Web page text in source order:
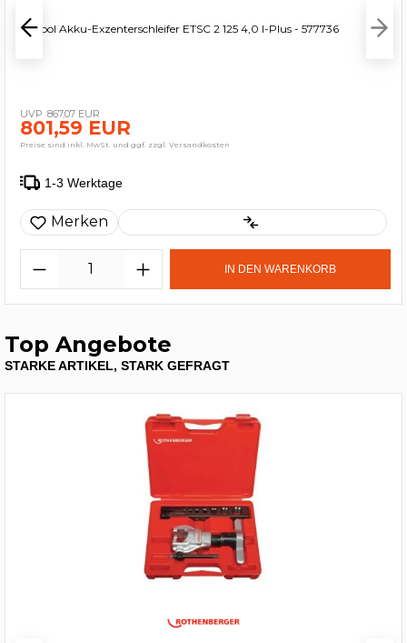
Festool Akku-Exzenterschleifer ETSC 2 125 4,0 I-Plus - 577736
867,07 EUR
801,59 EUR
Preise sind inkl. MwSt. und ggf. zzgl. Versandkosten
1-3 Werktage
Merken
IN DEN WARENKORB
Top Angebote
STARKE ARTIKEL, STARK GEFRAGT